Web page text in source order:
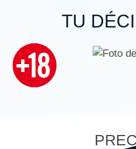
TU